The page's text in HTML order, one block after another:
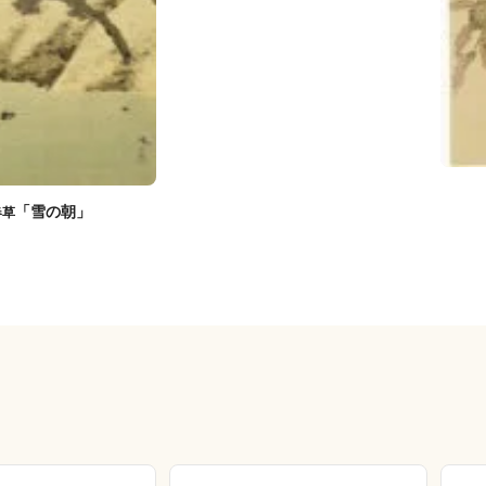
「雪の朝」